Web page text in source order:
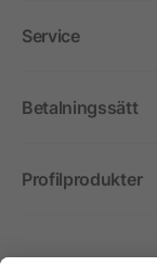
Service
Betalningssätt
Profilprodukter